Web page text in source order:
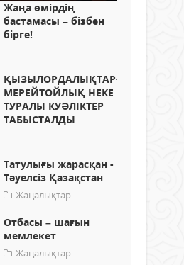
Жаңа өмірдің
бастамасы – бізбен
бірге!
ҚЫЗЫЛОРДАЛЫҚТАРҒА
МЕРЕЙТОЙЛЫҚ НЕКЕ
ТУРАЛЫ КУӘЛІКТЕР
ТАБЫСТАЛДЫ
Татулығы жарасқан -
Тәуелсіз Қазақстан
Жаңалықтар
Отбасы – шағын
мемлекет
Жаңалықтар